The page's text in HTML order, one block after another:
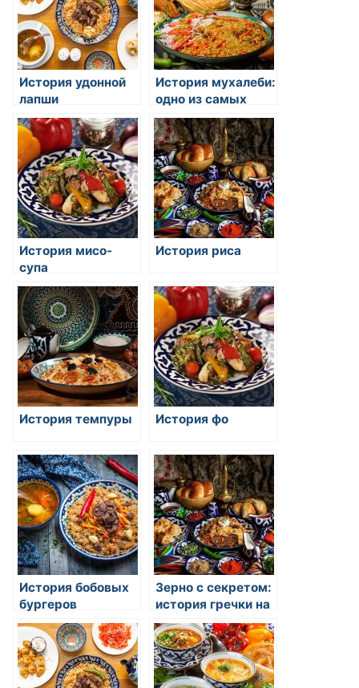
История удонной
лапши
История мухалеби:
одно из самых
популярных блюд
восточной кухни
История мисо-
супа
История риса
История темпуры История фо
История бобовых
бургеров
Зерно с секретом:
история гречки на
Востоке